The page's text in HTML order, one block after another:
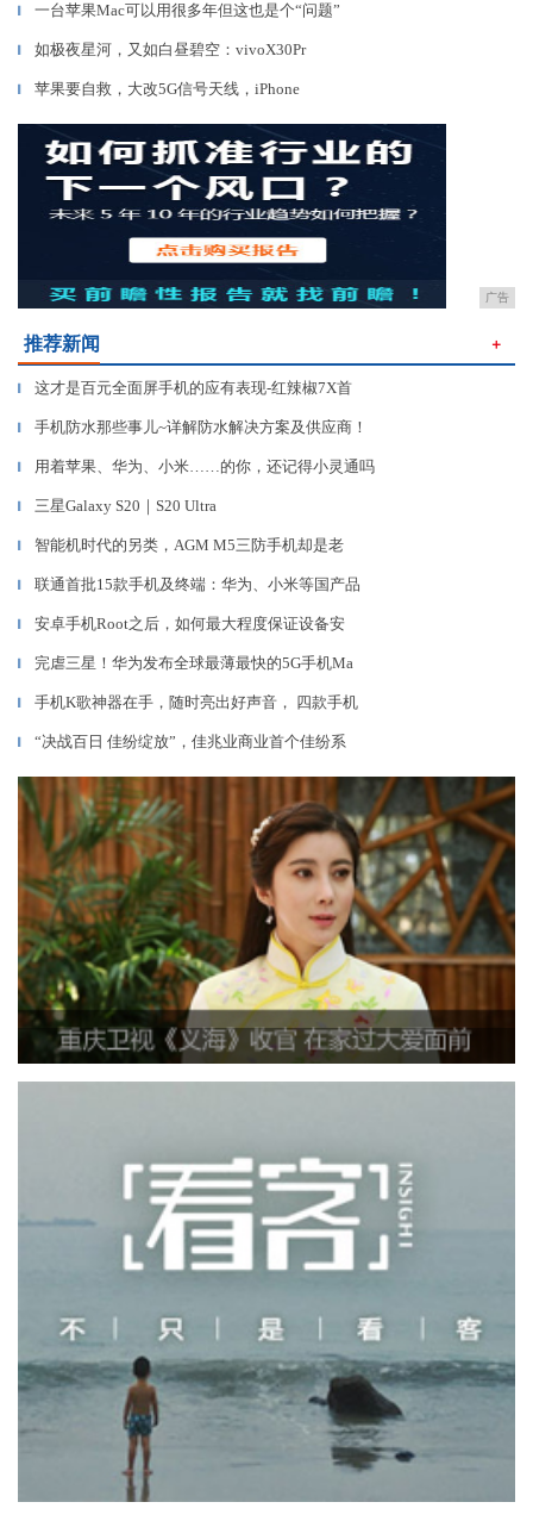
▎ 一台苹果Mac可以用很多年但这也是个“问题”
▎ 如极夜星河，又如白昼碧空：vivoX30Pr
▎ 苹果要自救，大改5G信号天线，iPhone
广告
推荐新闻 ＋
▎ 这才是百元全面屏手机的应有表现-红辣椒7X首
▎ 手机防水那些事儿~详解防水解决方案及供应商！
▎ 用着苹果、华为、小米……的你，还记得小灵通吗
▎ 三星Galaxy S20｜S20 Ultra
▎ 智能机时代的另类，AGM M5三防手机却是老
▎ 联通首批15款手机及终端：华为、小米等国产品
▎ 安卓手机Root之后，如何最大程度保证设备安
▎ 完虐三星！华为发布全球最薄最快的5G手机Ma
▎ 手机K歌神器在手，随时亮出好声音， 四款手机
▎ “决战百日 佳纷绽放”，佳兆业商业首个佳纷系